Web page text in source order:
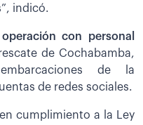
indicó.
con personal
de Cochabamba,
de la
de redes sociales.
cumplimiento a la Ley